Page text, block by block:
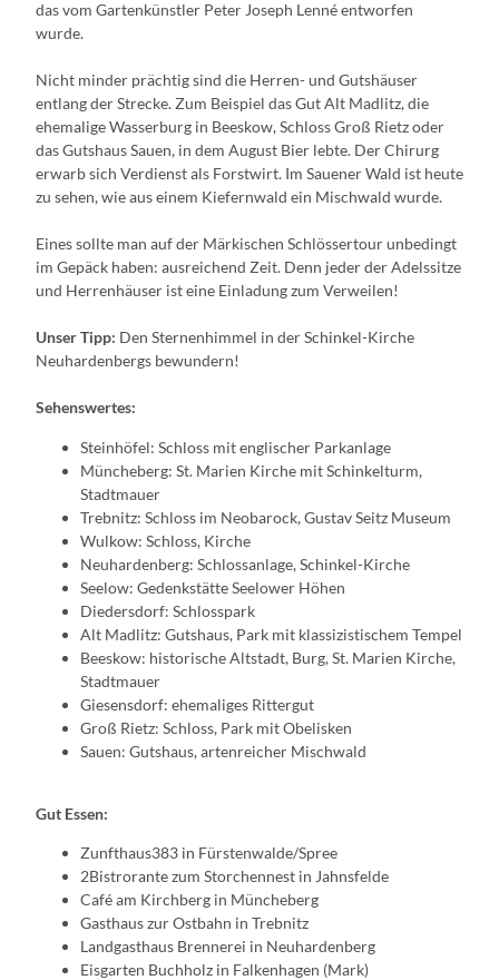
das vom Gartenkünstler Peter Joseph Lenné entworfen
wurde.
Nicht minder prächtig sind die Herren- und Gutshäuser
entlang der Strecke. Zum Beispiel das Gut Alt Madlitz, die
ehemalige Wasserburg in Beeskow, Schloss Groß Rietz oder
das Gutshaus Sauen, in dem August Bier lebte. Der Chirurg
erwarb sich Verdienst als Forstwirt. Im Sauener Wald ist heute
zu sehen, wie aus einem Kiefernwald ein Mischwald wurde.
Eines sollte man auf der Märkischen Schlössertour unbedingt
im Gepäck haben: ausreichend Zeit. Denn jeder der Adelssitze
und Herrenhäuser ist eine Einladung zum Verweilen!
Unser Tipp: Den Sternenhimmel in der Schinkel-Kirche
Neuhardenbergs bewundern!
Sehenswertes:
Steinhöfel: Schloss mit englischer Parkanlage
Müncheberg: St. Marien Kirche mit Schinkelturm,
Stadtmauer
Trebnitz: Schloss im Neobarock, Gustav Seitz Museum
Wulkow: Schloss, Kirche
Neuhardenberg: Schlossanlage, Schinkel-Kirche
Seelow: Gedenkstätte Seelower Höhen
Diedersdorf: Schlosspark
Alt Madlitz: Gutshaus, Park mit klassizistischem Tempel
Beeskow: historische Altstadt, Burg, St. Marien Kirche,
Stadtmauer
Giesensdorf: ehemaliges Rittergut
Groß Rietz: Schloss, Park mit Obelisken
Sauen: Gutshaus, artenreicher Mischwald
Gut Essen:
Zunfthaus383 in Fürstenwalde/Spree
2Bistrorante zum Storchennest in Jahnsfelde
Café am Kirchberg in Müncheberg
Gasthaus zur Ostbahn in Trebnitz
Landgasthaus Brennerei in Neuhardenberg
Eisgarten Buchholz in Falkenhagen (Mark)